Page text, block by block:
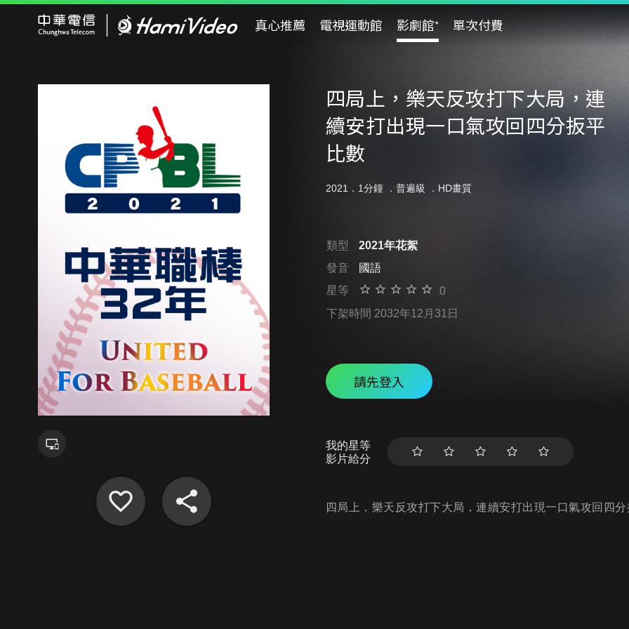
真心推薦 電視運動館 影劇館⁺ 單次付費
四局上，樂天反攻打下大局，連
續安打出現一口氣攻回四分扳平
比數
2021．1分鐘 ． 普遍級 ．HD畫質
類型
2021年花絮
發音
國語
星等
0
下架時間 2032年12月31日
請先登入
我的星等
影片給分
四局上，樂天反攻打下大局，連續安打出現一口氣攻回四